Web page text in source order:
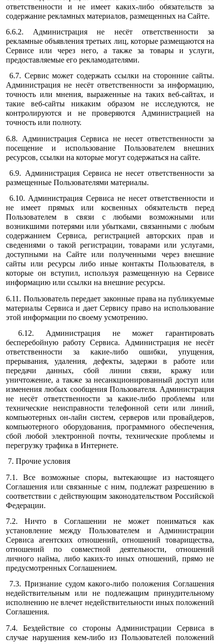
ответственности и не имеет каких-либо обязательств за
содержание рекламных материалов, размещенных на Сайте.
6.6.2. Администрация не несёт ответственности за
рекламные объявления третьих лиц, которые размещаются на
Сервисе или через него, а также за товары и услуги,
предоставляемые его рекламодателями.
6.7. Сервис может содержать ссылки на сторонние сайты.
Администрация не несёт ответственности за информацию,
точность или мнения, выраженные на таких веб-сайтах, и
такие веб-сайты никаким образом не исследуются, не
контролируются и не проверяются Администрацией на
точность или полноту.
6.8. Администрация Сервиса не несет ответственности за
посещение и использование Пользователем внешних
ресурсов, ссылки на которые могут содержаться на сайте.
6.9. Администрация Сервиса не несет ответственности за
размещенные Пользователями материалы.
6.10. Администрация Сервиса не несет ответственности и
не имеет прямых или косвенных обязательств перед
Пользователем в связи с любыми возможными или
возникшими потерями или убытками, связанными с любым
содержанием Сервиса, регистрацией авторских прав и
сведениями о такой регистрации, товарами или услугами,
доступными на Сайте или полученными через внешние
сайты или ресурсы либо иные контакты Пользователя, в
которые он вступил, используя размещенную на Сервисе
информацию или ссылки на внешние ресурсы.
6.11. Пользователь передает законные права на публикуемые
материалы Сервиса и дает Сервису право на использование
этой информации по своему усмотрению.
6.12. Администрация не может гарантировать
бесперебойную работу Сервиса. Администрация не несёт
ответственности за какие-либо ошибки, упущения,
прерывания, удаления, дефекты, задержи в работе или
передачи данных, сбой линии связи, кражу или
уничтожение, а также за несанкционированный доступ или
изменения любых сообщения Пользователя. Администрация
не несёт ответственности за какие-либо проблемы или
технические неисправности телефонной сети или линий,
компьютерных он-лайн систем, серверов или провайдеров,
компьютерного оборудования, программного обеспечения,
сбой любой электронной почты, технические проблемы и
перегрузку трафика в Интернете.
7. Прочие условия
7.1. Все возможные споры, вытекающие из настоящего
Соглашения или связанные с ним, подлежат разрешению в
соответствии с действующим законодательством Российской
Федерации.
7.2. Ничто в Соглашении не может пониматься как
установление между Пользователем и Администрации
Сервиса агентских отношений, отношений товарищества,
отношений по совместной деятельности, отношений
личного найма, либо каких-то иных отношений, прямо не
предусмотренных Соглашением.
7.3. Признание судом какого-либо положения Соглашения
недействительным или не подлежащим принудительному
исполнению не влечет недействительности иных положений
Соглашения.
7.4. Бездействие со стороны Администрации Сервиса в
случае нарушения кем-либо из Пользователей положений